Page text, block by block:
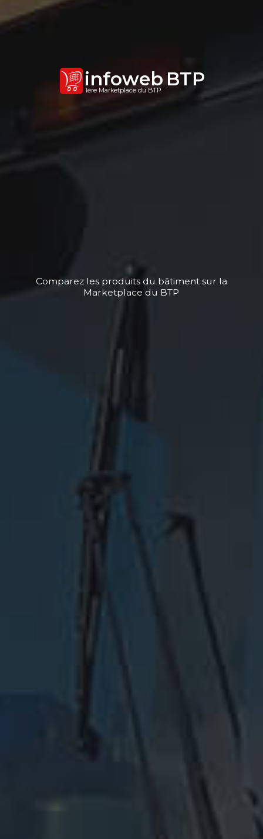
infoweb BTP
1ère Marketplace du BTP
Comparez les produits du bâtiment sur la
Marketplace du BTP